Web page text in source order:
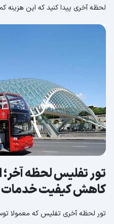
لحظه آخری پیدا کنید که این هزینه
تور تفلیس لحظه آخر؛
کاهش کیفیت خدمات
تور لحظه آخری تفلیس که معمولا